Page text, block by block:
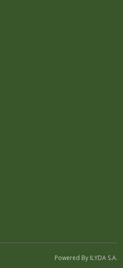
Powered By ILYDA S.A.